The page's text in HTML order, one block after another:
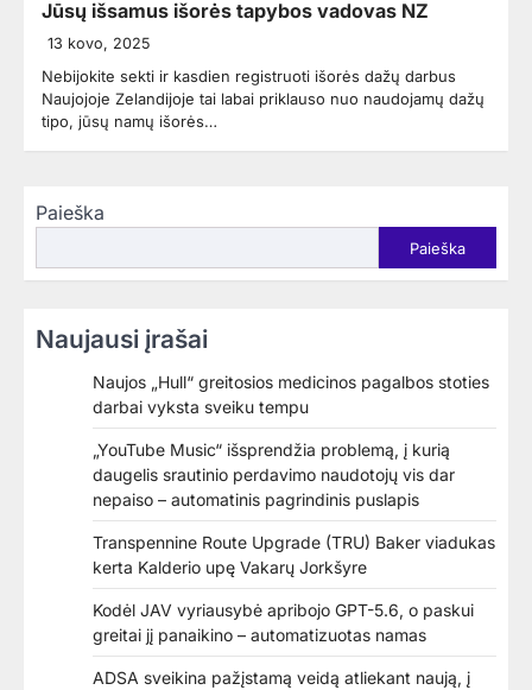
Jūsų išsamus išorės tapybos vadovas NZ
13 kovo, 2025
Nebijokite sekti ir kasdien registruoti išorės dažų darbus
Naujojoje Zelandijoje tai labai priklauso nuo naudojamų dažų
tipo, jūsų namų išorės…
Paieška
Paieška
Naujausi įrašai
Naujos „Hull“ greitosios medicinos pagalbos stoties
darbai vyksta sveiku tempu
„YouTube Music“ išsprendžia problemą, į kurią
daugelis srautinio perdavimo naudotojų vis dar
nepaiso – automatinis pagrindinis puslapis
Transpennine Route Upgrade (TRU) Baker viadukas
kerta Kalderio upę Vakarų Jorkšyre
Kodėl JAV vyriausybė apribojo GPT-5.6, o paskui
greitai jį panaikino – automatizuotas namas
ADSA sveikina pažįstamą veidą atliekant naują, į